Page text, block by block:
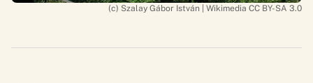
(c) Szalay Gábor István | Wikimedia CC BY-SA 3.0